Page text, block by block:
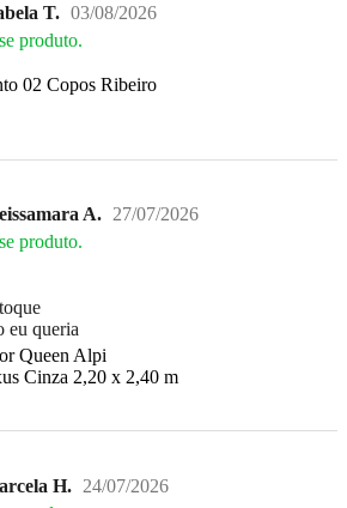
T. 03/08/2026
produto.
02 Copos Ribeiro
A. 27/07/2026
produto.
eu queria
Queen Alpi
Cinza 2,20 x 2,40 m
H. 24/07/2026